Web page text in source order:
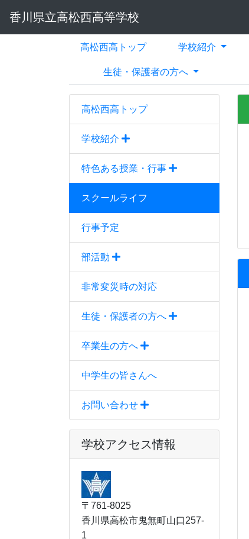
香川県立高松西高等学校
高松西高トップ 学校紹介
生徒・保護者の方へ
高松西高トップ
学校紹介
特色ある授業・行事
スクールライフ
行事予定
部活動
非常変災時の対応
生徒・保護者の方へ
卒業生の方へ
中学生の皆さんへ
お問い合わせ
学校アクセス情報
〒761-8025
香川県高松市鬼無町山口257-
1